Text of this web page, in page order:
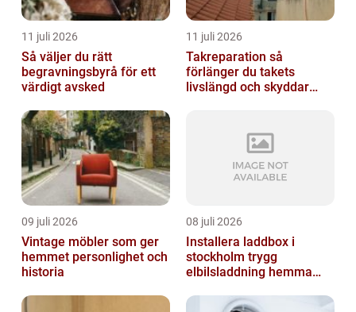
11 juli 2026
Så väljer du rätt
begravningsbyrå för ett
värdigt avsked
11 juli 2026
Takreparation så
förlänger du takets
livslängd och skyddar
09 juli 2026
Vintage möbler som ger
hemmet personlighet och
historia
08 juli 2026
Installera laddbox i
stockholm trygg
elbilsladdning hemma